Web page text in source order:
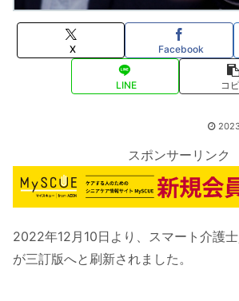
X Facebook
LINE コ
スポンサーリンク
2022年12月10日より、スマート介護
が三訂版へと刷新されました。